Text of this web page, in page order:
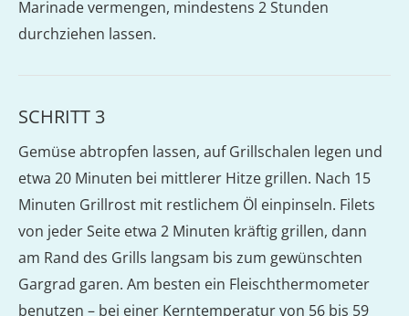
Marinade vermengen, mindestens 2 Stunden
durchziehen lassen.
SCHRITT 3
Gemüse abtropfen lassen, auf Grillschalen legen und
etwa 20 Minuten bei mittlerer Hitze grillen. Nach 15
Minuten Grillrost mit restlichem Öl einpinseln. Filets
von jeder Seite etwa 2 Minuten kräftig grillen, dann
am Rand des Grills langsam bis zum gewünschten
Gargrad garen. Am besten ein Fleischthermometer
benutzen – bei einer Kerntemperatur von 56 bis 59